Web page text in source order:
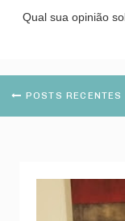
Qual sua opinião
POSTS RECENTES